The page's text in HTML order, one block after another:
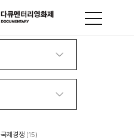
국제경쟁 (15)